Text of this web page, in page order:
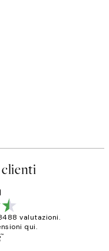
valutazioni.
qui.